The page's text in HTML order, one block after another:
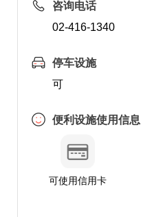
咨询电话
02-416-1340
停车设施
可
便利设施使用信息
可使用信用卡